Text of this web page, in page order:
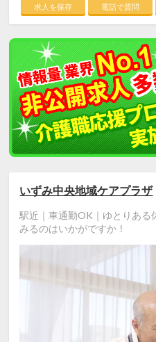
求人を保存 電話で質問
いずみ中央地域ケアプラザ
駅近｜車通勤OK｜ゆとりある
みるのはいかがですか！